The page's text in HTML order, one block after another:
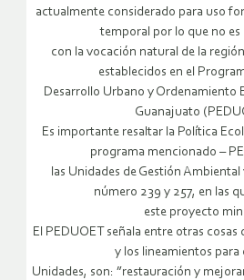
actualmente considerado para uso
temporal por lo que no
con la vocación natural de la
establecidos en el
Desarrollo Urbano y Ordenamiento
Guanajuato
Es importante resaltar la Política
programa mencionado –
las Unidades de Gestión Ambiental
número 239 y 257, en las
este proyecto
El PEDUOET señala entre otras
y los lineamientos para
Unidades, son: ”restauración y